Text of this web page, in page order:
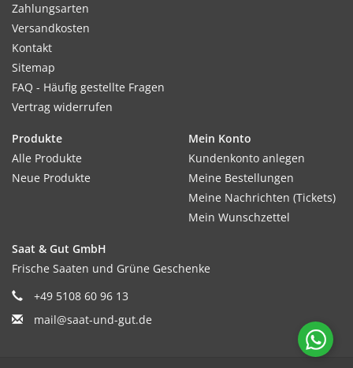
Zahlungsarten
Versandkosten
Kontakt
Sitemap
FAQ - Häufig gestellte Fragen
Vertrag widerrufen
Produkte
Alle Produkte
Neue Produkte
Mein Konto
Kundenkonto anlegen
Meine Bestellungen
Meine Nachrichten (Tickets)
Mein Wunschzettel
Saat & Gut GmbH
Frische Saaten und Grüne Geschenke
+49 5108 60 96 13
mail@saat-und-gut.de